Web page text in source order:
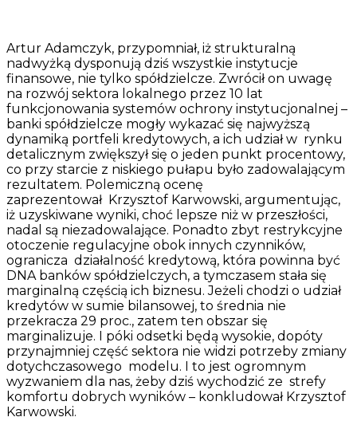
Artur Adamczyk, przypomniał, iż strukturalną
nadwyżką dysponują dziś wszystkie instytucje
finansowe, nie tylko spółdzielcze. Zwrócił on uwagę
na rozwój sektora lokalnego przez 10 lat
funkcjonowania systemów ochrony instytucjonalnej –
banki spółdzielcze mogły wykazać się najwyższą
dynamiką portfeli kredytowych, a ich udział w rynku
detalicznym zwiększył się o jeden punkt procentowy,
co przy starcie z niskiego pułapu było zadowalającym
rezultatem. Polemiczną ocenę
zaprezentował Krzysztof Karwowski, argumentując,
iż uzyskiwane wyniki, choć lepsze niż w przeszłości,
nadal są niezadowalające. Ponadto zbyt restrykcyjne
otoczenie regulacyjne obok innych czynników,
ogranicza działalność kredytową, która powinna być
DNA banków spółdzielczych, a tymczasem stała się
marginalną częścią ich biznesu. Jeżeli chodzi o udział
kredytów w sumie bilansowej, to średnia nie
przekracza 29 proc., zatem ten obszar się
marginalizuje. I póki odsetki będą wysokie, dopóty
przynajmniej część sektora nie widzi potrzeby zmiany
dotychczasowego modelu. I to jest ogromnym
wyzwaniem dla nas, żeby dziś wychodzić ze strefy
komfortu dobrych wyników – konkludował Krzysztof
Karwowski.